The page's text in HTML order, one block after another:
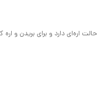
حالت اره‌ای دارد و برای بریدن